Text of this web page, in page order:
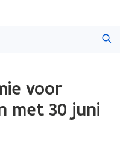
voor
met 30 juni